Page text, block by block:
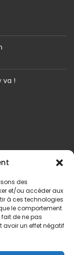
des
et/ou accéder aux
à ces technologies
le comportement
fait de ne pas
avoir un effet négatif
va !